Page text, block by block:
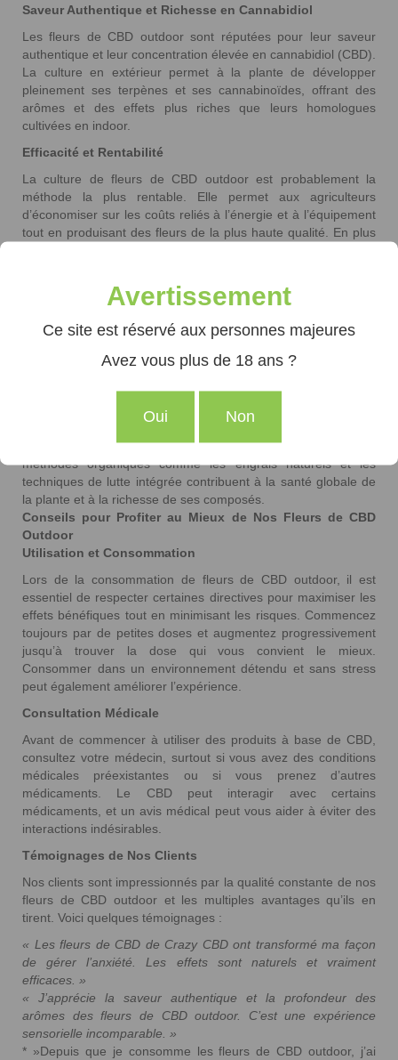
Saveur Authentique et Richesse en Cannabidiol
Les fleurs de CBD outdoor sont réputées pour leur saveur
authentique et leur concentration élevée en cannabidiol (CBD).
La culture en extérieur permet à la plante de développer
pleinement ses terpènes et ses cannabinoïdes, offrant des
arômes et des effets plus riches que leurs homologues
cultivées en indoor.
Efficacité et Rentabilité
La culture de fleurs de CBD outdoor est probablement la
méthode la plus rentable. Elle permet aux agriculteurs
d’économiser sur les coûts reliés à l’énergie et à l’équipement
tout en produisant des fleurs de la plus haute qualité. En plus
de culture particulièrement attrayante pour les producteurs et
les consommateurs.
Conditions de Culture Idéales
Pour que la culture outdoor soit un succès, il est essentiel de
un climat favorable, mais aussi des sols fertiles et bien
drainés. Les agriculteurs doivent s’assurer que les plantes
protégées contre les nuisibles et les maladies. L’usage de
méthodes organiques comme les engrais naturels et les
techniques de lutte intégrée contribuent à la santé globale de
la plante et à la richesse de ses composés.
Conseils pour Profiter au Mieux de Nos Fleurs de CBD
Outdoor
Utilisation et Consommation
Lors de la consommation de fleurs de CBD outdoor, il est
essentiel de respecter certaines directives pour maximiser les
effets bénéfiques tout en minimisant les risques. Commencez
toujours par de petites doses et augmentez progressivement
jusqu’à trouver la dose qui vous convient le mieux.
Consommer dans un environnement détendu et sans stress
peut également améliorer l’expérience.
Consultation Médicale
Avant de commencer à utiliser des produits à base de CBD,
consultez votre médecin, surtout si vous avez des conditions
médicales préexistantes ou si vous prenez d’autres
médicaments. Le CBD peut interagir avec certains
médicaments, et un avis médical peut vous aider à éviter des
interactions indésirables.
Témoignages de Nos Clients
Nos clients sont impressionnés par la qualité constante de nos
fleurs de CBD outdoor et les multiples avantages qu’ils en
tirent. Voici quelques témoignages :
« Les fleurs de CBD de Crazy CBD ont transformé ma façon
de gérer l’anxiété. Les effets sont naturels et vraiment
efficaces. »
« J’apprécie la saveur authentique et la profondeur des
arômes des fleurs de CBD outdoor. C’est une expérience
sensorielle incomparable. »
* »Depuis que je consomme les fleurs de CBD outdoor, j’ai
Avertissement
Ce site est réservé aux personnes majeures
Avez vous plus de 18 ans ?
Oui Non